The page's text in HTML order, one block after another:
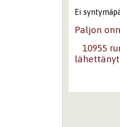
Ei
Paljon
10955
lähettänyt